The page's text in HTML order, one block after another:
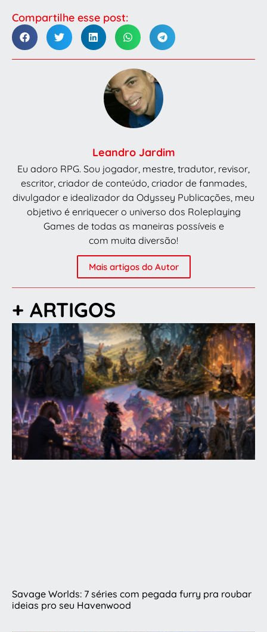
Compartilhe esse post:
Leandro Jardim
Eu adoro RPG. Sou jogador, mestre, tradutor, revisor,
escritor, criador de conteúdo, criador de fanmades,
divulgador e idealizador da Odyssey Publicações, meu
objetivo é enriquecer o universo dos Roleplaying
Games de todas as maneiras possíveis e
com muita diversão!
Mais artigos do Autor
+ ARTIGOS
Savage Worlds: 7 séries com pegada furry pra roubar
ideias pro seu Havenwood